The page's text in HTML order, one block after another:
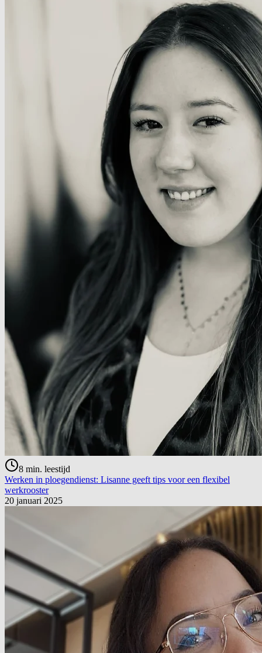
8 min. leestijd
Werken in ploegendienst: Lisanne geeft tips voor een flexibel
werkrooster
20 januari 2025